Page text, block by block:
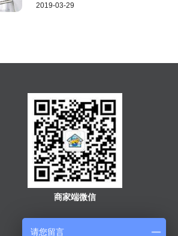
2019-03-29
商家端微信
请您留言